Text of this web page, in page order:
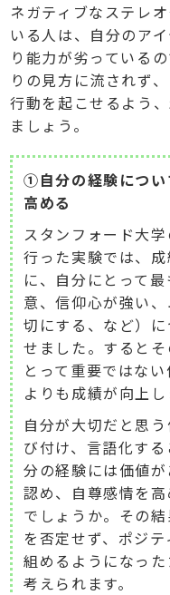
ネガティブなステレ
いる人は、自分のア
り能力が劣っている
りの見方に流されず
行動を起こせるよう
ましょう。
①自分の経験につい
高める
スタンフォード大
行った実験では、
に、自分にとって
意、信仰心が強い
切にする、など）
せました。すると
とって重要ではな
よりも成績が向上し
自分が大切だと思
び付け、言語化す
分の経験には価値
認め、自尊感情を
でしょうか。その
を否定せず、ポジ
組めるようになっ
考えられます。